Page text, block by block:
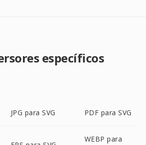
específicos
JPG para SVG PDF para SVG
WEBP para